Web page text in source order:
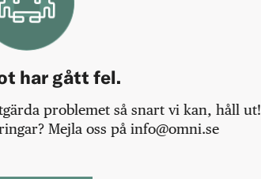
har gått fel.
problemet så snart vi kan, håll ut!
Mejla oss på info@omni.se